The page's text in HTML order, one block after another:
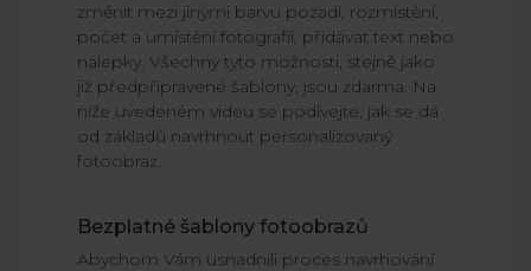
změnit mezi jinými barvu pozadí, rozmístění,
počet a umístění fotografií, přidávat text nebo
nálepky. Všechny tyto možnosti, stejně jako
již předpřipravené šablony, jsou zdarma. Na
níže uvedeném videu se podívejte, jak se dá
od základů navrhnout personalizovaný
fotoobraz.
Bezplatné šablony fotoobrazů
Abychom Vám usnadnili proces navrhování